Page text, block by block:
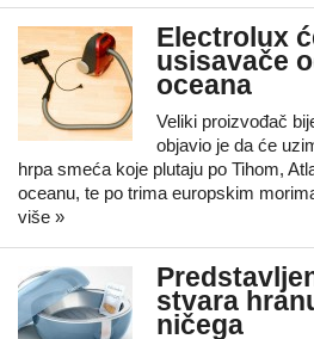
Electrolux
usisavače
oceana
Veliki proizvođač
objavio je da će
hrpa smeća koje plutaju po Tihom,
oceanu, te po trima europskim
više »
stvara
ničega